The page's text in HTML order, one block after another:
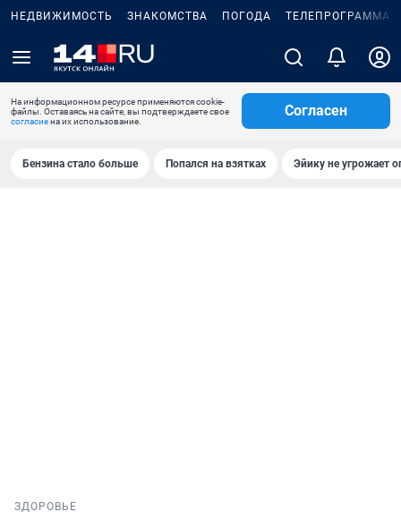
НЕДВИЖИМОСТЬ ЗНАКОМСТВА ПОГОДА ТЕЛЕПРОГРАММА
На информационном ресурсе применяются cookie-
файлы. Оставаясь на сайте, вы подтверждаете свое
согласиена их использование.
Согласен
Бензина стало больше Попался на взятках Эйику не угрожает
ЗДОРОВЬЕ